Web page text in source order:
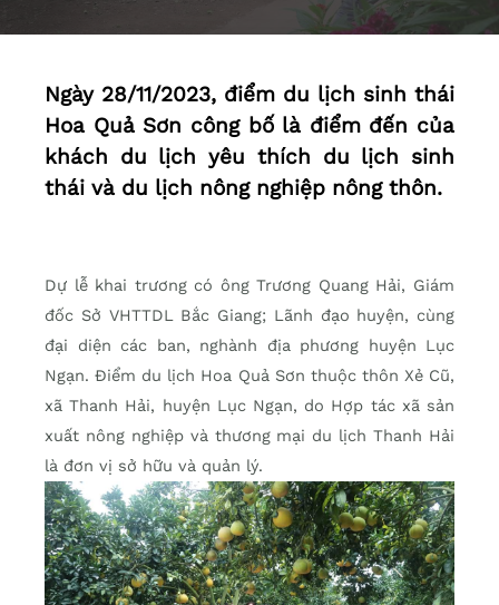
Ngày 28/11/2023, điểm du lịch sinh thái
Hoa Quả Sơn công bố là điểm đến của
khách du lịch yêu thích du lịch sinh
thái và du lịch nông nghiệp nông thôn.
Dự lễ khai trương có ông Trương Quang Hải, Giám
đốc Sở VHTTDL Bắc Giang; Lãnh đạo huyện, cùng
đại diện các ban, nghành địa phương huyện Lục
Ngạn. Điểm du lịch Hoa Quả Sơn thuộc thôn Xẻ Cũ,
xã Thanh Hải, huyện Lục Ngạn, do Hợp tác xã sản
xuất nông nghiệp và thương mại du lịch Thanh Hải
là đơn vị sở hữu và quản lý.